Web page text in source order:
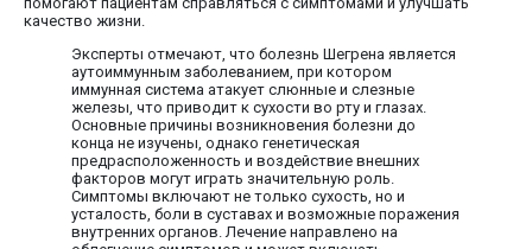
качество жизни.
Эксперты отмечают, что болезнь Шегрена является
аутоиммунным заболеванием, при котором
иммунная система атакует слюнные и слезные
железы, что приводит к сухости во рту и глазах.
Основные причины возникновения болезни до
конца не изучены, однако генетическая
предрасположенность и воздействие внешних
факторов могут играть значительную роль.
Симптомы включают не только сухость, но и
усталость, боли в суставах и возможные поражения
внутренних органов. Лечение направлено на